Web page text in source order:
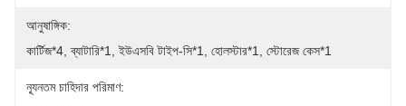
আনুষাঙ্গিক:
কার্টিজ*4, ব্যাটারি*1, ইউএসবি টাইপ-সি*1, হোলস্টার*1, স্টোরেজ কেস*1
ন্যূনতম চাহিদার পরিমাণ: